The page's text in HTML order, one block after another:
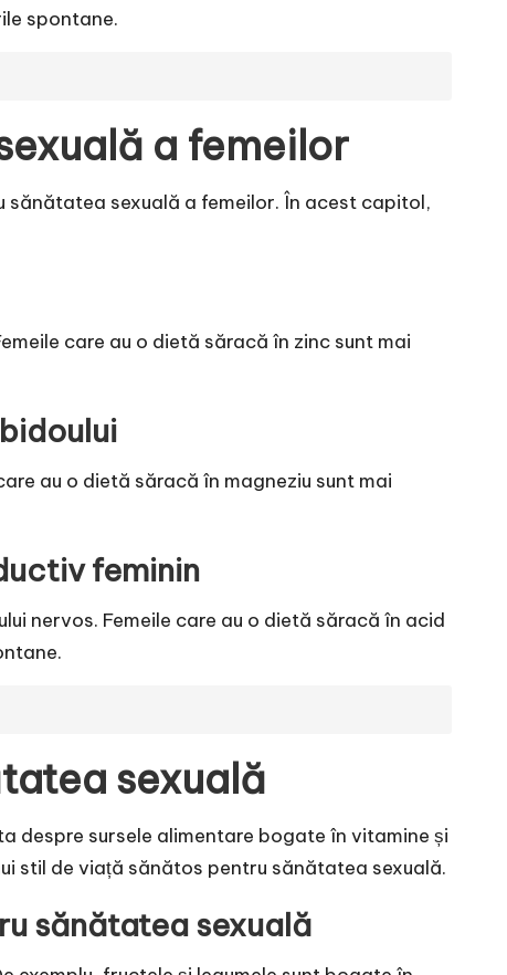
spontane.
a femeilor
sexuală a femeilor. În acest capitol,
care au o dietă săracă în zinc sunt mai
au o dietă săracă în magneziu sunt mai
feminin
nervos. Femeile care au o dietă săracă în acid
sexuală
despre sursele alimentare bogate în vitamine și
stil de viață sănătos pentru sănătatea sexuală.
sănătatea sexuală